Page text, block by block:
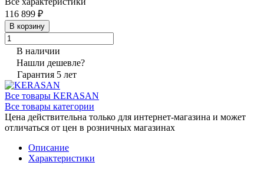
116 899 ₽
В корзину
В наличии
Нашли дешевле?
Гарантия 5 лет
Все товары KERASAN
Все товары категории
Цена действительна только для интернет-магазина и может
отличаться от цен в розничных магазинах
Описание
Характеристики